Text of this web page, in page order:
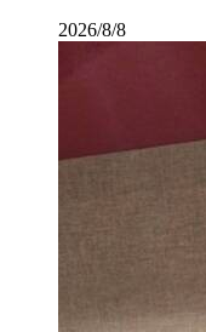
2026/8/8